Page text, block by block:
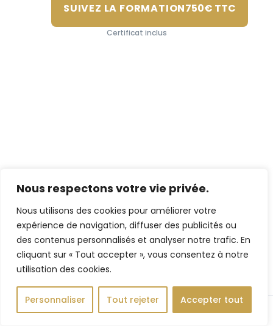
Nous respectons votre vie privée.
Nous utilisons des cookies pour améliorer votre
expérience de navigation, diffuser des publicités ou
des contenus personnalisés et analyser notre trafic. En
cliquant sur « Tout accepter », vous consentez à notre
utilisation des cookies.
Personnaliser Tout rejeter Accepter tout
SUIVEZ LA FORMATION750€ TTC
Certificat inclus